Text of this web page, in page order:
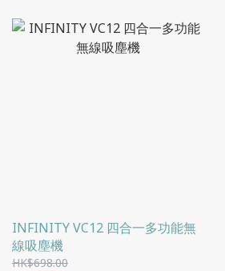
INFINITY VC12 四合一多功能無
線吸塵機
HK$698.00